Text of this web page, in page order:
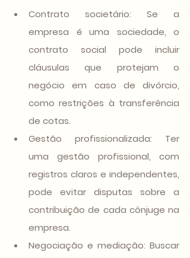
Contrato societário: Se a
empresa é uma sociedade, o
contrato social pode incluir
cláusulas que protejam o
negócio em caso de divórcio,
como restrições à transferência
de cotas.
Gestão profissionalizada: Ter
uma gestão profissional, com
registros claros e independentes,
pode evitar disputas sobre a
contribuição de cada cônjuge na
empresa.
Negociação e mediação: Buscar